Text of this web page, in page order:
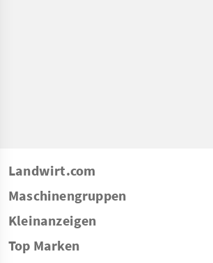
Landwirt.com
Maschinengruppen
Kleinanzeigen
Top Marken